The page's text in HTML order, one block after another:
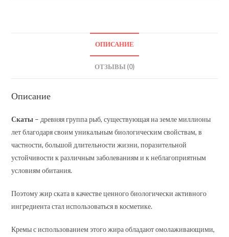
ОПИСАНИЕ
ОТЗЫВЫ (0)
Описание
Скаты – древняя группа рыб, существующая на земле миллионы
лет благодаря своим уникальным биологическим свойствам, в
частности, большой длительности жизни, поразительной
устойчивости к различным заболеваниям и к неблагоприятным
условиям обитания.
Поэтому жир ската в качестве ценного биологически активного
ингредиента стал использоваться в косметике.
Кремы с использованием этого жира обладают омолаживающими,